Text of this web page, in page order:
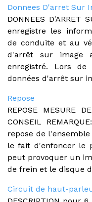
Donnees D'arret Sur
DONNEES D'ARRET
enregistre les
de conduite et au
d'arrêt sur image
enregistré. Lors
données d'arrêt sur
Repose
REPOSE MESURE
CONSEIL
repose de
le fait d'enfoncer le
peut provoquer un
de frein et le disque
Circuit de haut-